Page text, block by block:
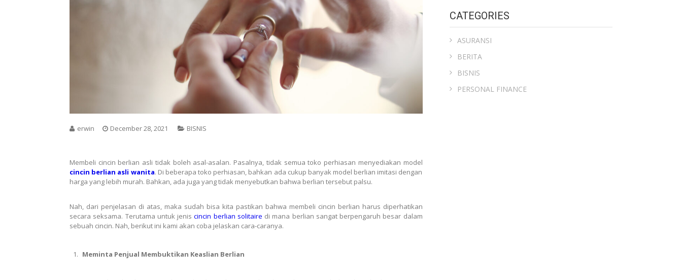
erwin December 28, 2021 BISNIS
Membeli cincin berlian asli tidak boleh asal-asalan. Pasalnya, tidak semua toko perhiasan menyediakan model
cincin berlian asli wanita. Di beberapa toko perhiasan, bahkan ada cukup banyak model berlian imitasi dengan
harga yang lebih murah. Bahkan, ada juga yang tidak menyebutkan bahwa berlian tersebut palsu.
Nah, dari penjelasan di atas, maka sudah bisa kita pastikan bahwa membeli cincin berlian harus diperhatikan
secara seksama. Terutama untuk jeniscincin berlian solitaire di mana berlian sangat berpengaruh besar dalam
sebuah cincin. Nah, berikut ini kami akan coba jelaskan cara-caranya.
Meminta Penjual Membuktikan Keaslian Berlian
CATEGORIES
ASURANSI
BERITA
BISNIS
PERSONAL FINANCE